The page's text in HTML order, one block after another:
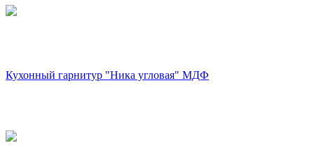
Кухонный гарнитур "Ника угловая" МДФ